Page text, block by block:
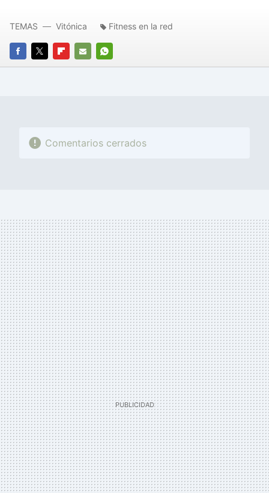
FACEBOOK
TWITTERFLIPBOARD
E-
WHATSAPP
TEMAS Vitónica Fitness en la red
Comentarios cerrados